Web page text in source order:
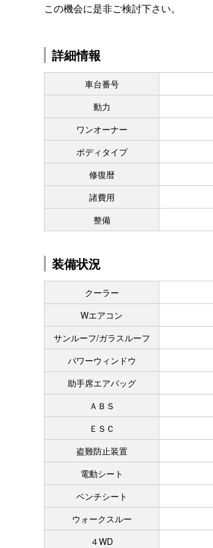
この機会に是非ご検討下さい。
詳細情報
車台番号
動力
ワンオーナー
ボディタイプ
修復暦
諸費用
整備
装備状況
クーラー
Wエアコン
サンルーフ/ガラスルーフ
パワーウィンドウ
助手席エアバッグ
ＡＢＳ
ＥＳＣ
盗難防止装置
電動シート
ベンチシート
ウォークスルー
４WD